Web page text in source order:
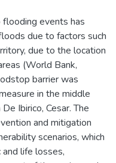
events has
due to factors such
due to the location
(World Bank,
barrier was
in the middle
Ibirico, Cesar. The
and mitigation
scenarios, which
life losses,